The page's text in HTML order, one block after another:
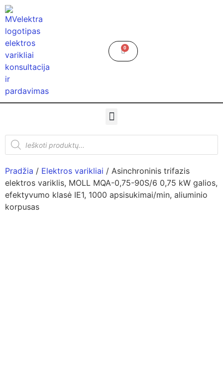
0
Pradžia / Elektros varikliai / Asinchroninis trifazis
elektros variklis, MOLL MQA-0,75-90S/6 0,75 kW galios,
efektyvumo klasė IE1, 1000 apsisukimai/min, aliuminio
korpusas